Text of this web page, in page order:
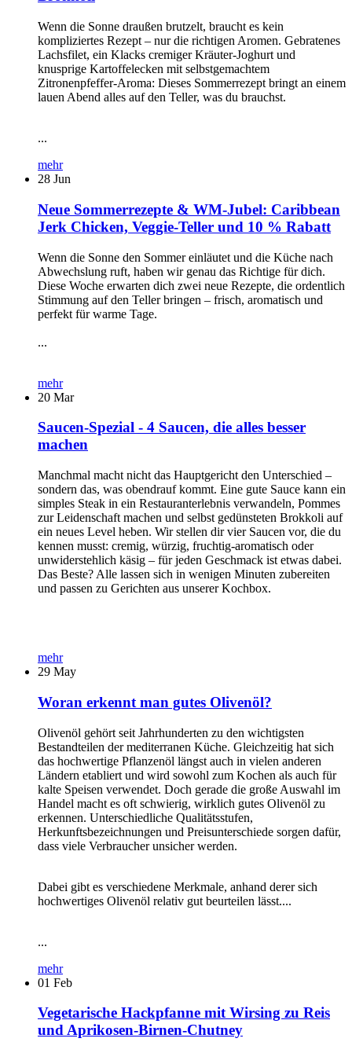
Wenn die Sonne draußen brutzelt, braucht es kein
kompliziertes Rezept – nur die richtigen Aromen. Gebratenes
Lachsfilet, ein Klacks cremiger Kräuter-Joghurt und
knusprige Kartoffelecken mit selbstgemachtem
Zitronenpfeffer-Aroma: Dieses Sommerrezept bringt an einem
lauen Abend alles auf den Teller, was du brauchst.
...
mehr
28 Jun
Neue Sommerrezepte & WM-Jubel: Caribbean
Jerk Chicken, Veggie-Teller und 10 % Rabatt
Wenn die Sonne den Sommer einläutet und die Küche nach
Abwechslung ruft, haben wir genau das Richtige für dich.
Diese Woche erwarten dich zwei neue Rezepte, die ordentlich
Stimmung auf den Teller bringen – frisch, aromatisch und
perfekt für warme Tage.
...
mehr
20 Mar
Saucen-Spezial - 4 Saucen, die alles besser
machen
Manchmal macht nicht das Hauptgericht den Unterschied –
sondern das, was obendrauf kommt. Eine gute Sauce kann ein
simples Steak in ein Restauranterlebnis verwandeln, Pommes
zur Leidenschaft machen und selbst gedünsteten Brokkoli auf
ein neues Level heben. Wir stellen dir vier Saucen vor, die du
kennen musst: cremig, würzig, fruchtig-aromatisch oder
unwiderstehlich käsig – für jeden Geschmack ist etwas dabei.
Das Beste? Alle lassen sich in wenigen Minuten zubereiten
und passen zu Gerichten aus unserer Kochbox.
mehr
29 May
Woran erkennt man gutes Olivenöl?
Olivenöl gehört seit Jahrhunderten zu den wichtigsten
Bestandteilen der mediterranen Küche. Gleichzeitig hat sich
das hochwertige Pflanzenöl längst auch in vielen anderen
Ländern etabliert und wird sowohl zum Kochen als auch für
kalte Speisen verwendet. Doch gerade die große Auswahl im
Handel macht es oft schwierig, wirklich gutes Olivenöl zu
erkennen. Unterschiedliche Qualitätsstufen,
Herkunftsbezeichnungen und Preisunterschiede sorgen dafür,
dass viele Verbraucher unsicher werden.
Dabei gibt es verschiedene Merkmale, anhand derer sich
hochwertiges Olivenöl relativ gut beurteilen lässt....
...
mehr
01 Feb
Vegetarische Hackpfanne mit Wirsing zu Reis
und Aprikosen-Birnen-Chutney